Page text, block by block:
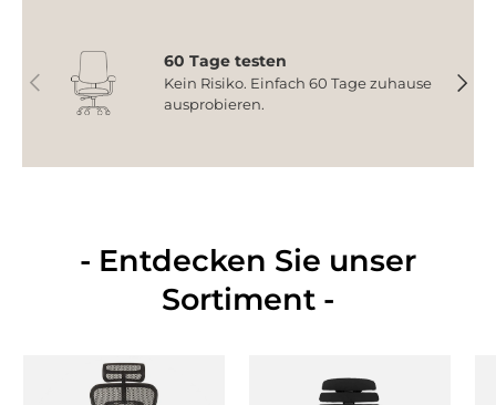
Vorherige
60 Tage testen
Kein Risiko. Einfach 60 Tage zuhause
ausprobieren.
- Entdecken Sie unser
Sortiment -